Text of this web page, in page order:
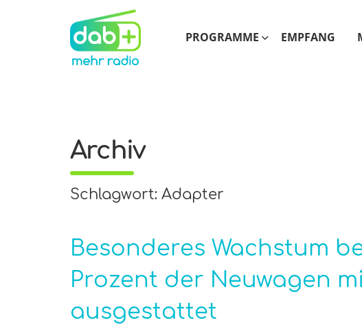
PROGRAMME EMPFANG
Archiv
Schlagwort: Adapter
Besonderes Wachstum
Prozent der Neuwagen
ausgestattet